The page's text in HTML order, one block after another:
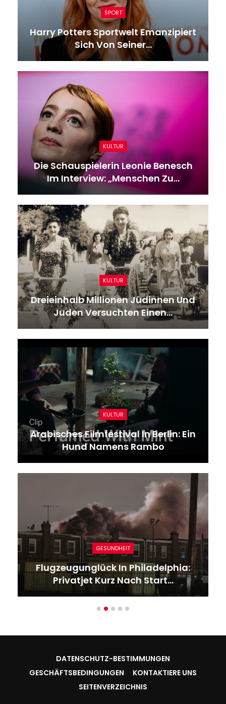
SPORT
Harry Potters Sportwelt Emanzipiert
Sich Von Seiner…
KULTUR
Die Schauspielerin Leonie Benesch
Im Interview: „Menschen Zu…
KULTUR
Dreieinhalb Millionen Jüdinnen Und
Juden Versuchten Einen…
KULTUR
Arabisches Filmfestival In Berlin: Ein
Hund Namens Rambo
GESUNDHEIT
Flugzeugunglück In Philadelphia:
Privatjet Kurz Nach Start…
DATENSCHUTZ-BESTIMMUNGEN
GESCHÄFTSBEDINGUNGEN
KONTAKTIERE UNS
SEITENVERZEICHNIS